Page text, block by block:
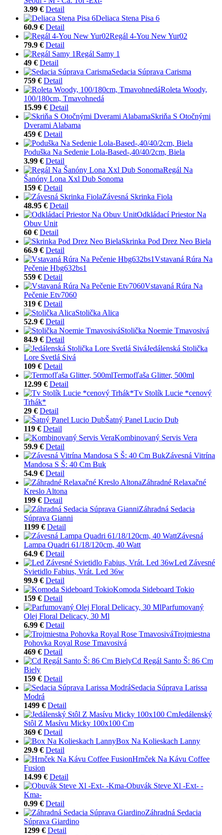
3.99 € Detail
Deliaca Stena Pisa 6
60.9 € Detail
Regál 4-You New Yur02
79.9 € Detail
Regál Samy 1
49 € Detail
Sedacia Súprava Carisma
759 € Detail
Roleta Woody,
100/180cm, Tmavohnedá
15.99 € Detail
Skriňa S Otočnými
Dverami Alabama
459 € Detail
Poduška Na Sedenie Lola-Based-,40/40/2cm, Biela
3.99 € Detail
Regál Na
Šanóny Lona Xxl Dub Sonoma
159 € Detail
Závesná Skrinka Fiola
48.95 € Detail
Odkládací Priestor Na
Obuv Unit
60 € Detail
Skrinka Pod Drez Neo Biela
66.9 € Detail
Vstavaná Rúra Na
Pečenie Hbg632bs1
559 € Detail
Vstavaná Rúra Na
Pečenie Etv7060
319 € Detail
Stolička Alica
52.9 € Detail
Stolička Noemie Tmavosivá
84.9 € Detail
Jedálenská Stolička
Lore Svetlá Sivá
109 € Detail
Termofľaša Glitter, 500ml
12.99 € Detail
Tv Stolík Lucie *cenový
Trhák*
29 € Detail
Šatný Panel Lucio Dub
119 € Detail
Kombinovaný Servis Vera
59.9 € Detail
Závesná Vitrína
Mandosa S Š: 40 Cm Buk
54.9 € Detail
Záhradné Relaxačné
Kreslo Altona
199 € Detail
Záhradná Sedacia
Súprava Gianni
1199 € Detail
Závesná
Lampa Quadri 61/18/120cm, 40 Watt
64.9 € Detail
Led Závesné
Svietidlo Fabius, Vrát. Led 36w
99.9 € Detail
Komoda Sideboard Tokio
159 € Detail
Parfumovaný
Olej Floral Delicacy, 30 Ml
6.99 € Detail
Trojmiestna
Pohovka Royal Rose Tmavosivá
469 € Detail
Cd Regál Santo Š: 86 Cm
Biely
159 € Detail
Sedacia Súprava Larissa
Modrá
1499 € Detail
Jedálenský
Stôl Z Masívu Micky 100x100 Cm
369 € Detail
Box Na Kolieskach Lanny
29.9 € Detail
Hrnček Na Kávu Coffee
Fusion
14.99 € Detail
Obuvák Steve Xl -Ext- -
Kma-
0.99 € Detail
Záhradná Sedacia
Súprava Giardino
1299 € Detail